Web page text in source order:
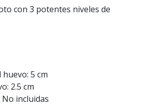
con 3 potentes niveles de
5 cm
2.5 cm
No incluidas